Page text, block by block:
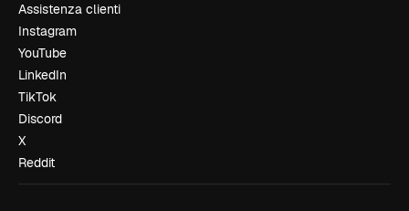
Assistenza clienti
Instagram
YouTube
LinkedIn
TikTok
Discord
X
Reddit